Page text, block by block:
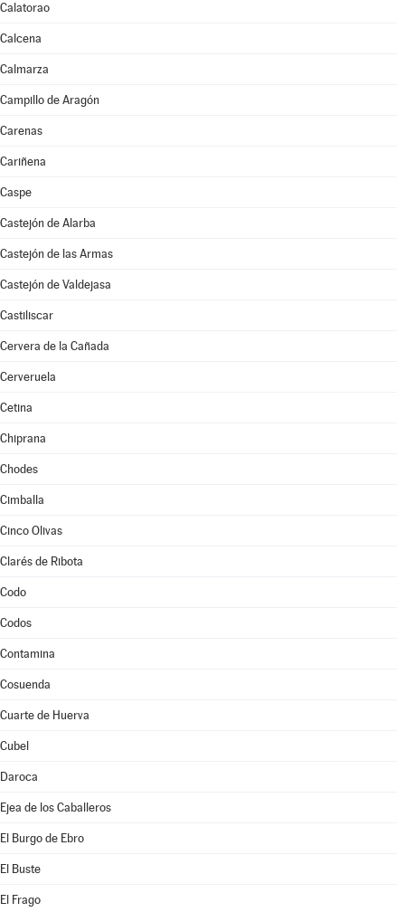
Calatorao
Calcena
Calmarza
Campillo de Aragón
Carenas
Cariñena
Caspe
Castejón de Alarba
Castejón de las Armas
Castejón de Valdejasa
Castiliscar
Cervera de la Cañada
Cerveruela
Cetina
Chiprana
Chodes
Cimballa
Cinco Olivas
Clarés de Ribota
Codo
Codos
Contamina
Cosuenda
Cuarte de Huerva
Cubel
Daroca
Ejea de los Caballeros
El Burgo de Ebro
El Buste
El Frago